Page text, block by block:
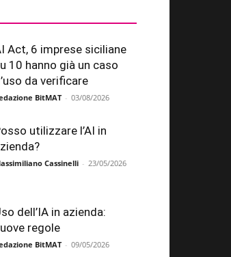
Act, 6 imprese siciliane
10 hanno già un caso
da verificare
BitMAT - 03/08/2026
utilizzare l’AI in
Cassinelli - 23/05/2026
dell’IA in azienda:
regole
BitMAT - 09/05/2026